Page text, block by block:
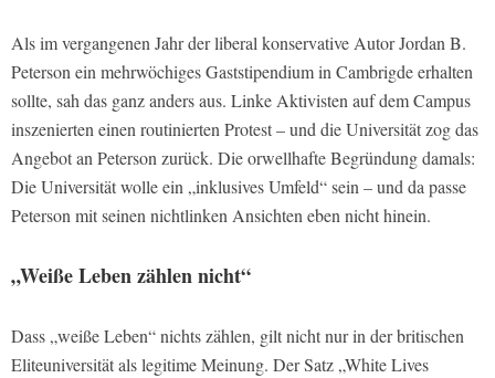
Als im vergangenen Jahr der liberal konservative Autor Jordan B.
Peterson ein mehrwöchiges Gaststipendium in Cambrigde erhalten
sollte, sah das ganz anders aus. Linke Aktivisten auf dem Campus
inszenierten einen routinierten Protest – und die Universität zog das
Angebot an Peterson zurück. Die orwellhafte Begründung damals:
Die Universität wolle ein „inklusives Umfeld“ sein – und da passe
Peterson mit seinen nichtlinken Ansichten eben nicht hinein.
„Weiße Leben zählen nicht“
Dass „weiße Leben“ nichts zählen, gilt nicht nur in der britischen
Eliteuniversität als legitime Meinung. Der Satz „White Lives